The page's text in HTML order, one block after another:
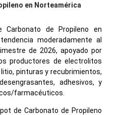
en Norteamérica
de Propileno en
moderadamente al
de 2026, apoyado por
productores de electrolitos
pinturas y recubrimientos,
adhesivos, y
farmacéuticos.
de Carbonato de Propileno